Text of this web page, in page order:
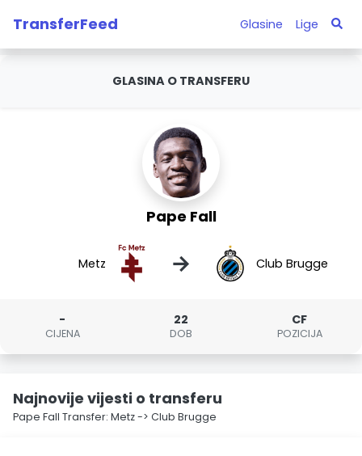
TransferFeed Glasine Lige
GLASINA O TRANSFERU
Pape Fall
Metz → Club Brugge
-
CIJENA
22
DOB
CF
POZICIJA
Najnovije vijesti o transferu
Pape Fall Transfer: Metz -> Club Brugge